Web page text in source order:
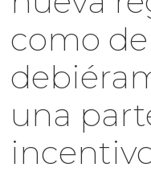
como
una